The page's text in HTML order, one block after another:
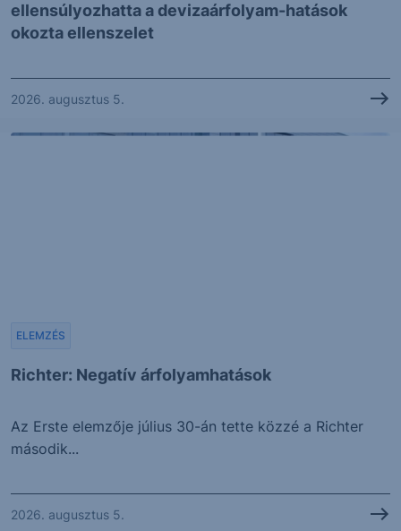
ellensúlyozhatta a devizaárfolyam-hatások
okozta ellenszelet
2026. augusztus 5.
Richter: Negatív árfolyamhatások
ELEMZÉS
Az Erste elemzője július 30-án tette közzé a Richter
második...
2026. augusztus 5.